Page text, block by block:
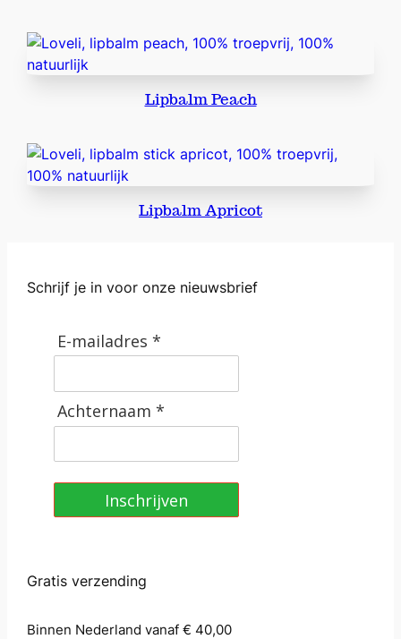
e
X
a
l
Lipbalm Peach
Lipbalm Apricot
Schrijf je in voor onze nieuwsbrief
E-mailadres *
Achternaam *
Inschrijven
Gratis verzending
Binnen Nederland vanaf € 40,00